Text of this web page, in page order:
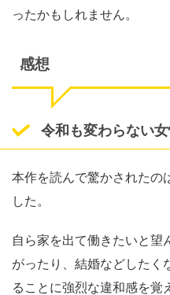
ったかもしれません。
感想
令和も変わらない
本作を読んで驚かされたの
した。
自ら家を出て働きたいと望
がったり、結婚などしたく
ることに強烈な違和感を覚